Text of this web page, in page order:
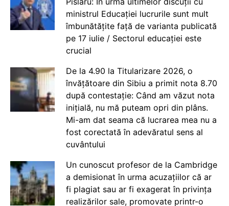
ministrul Educației lucrurile sunt mult
îmbunătățite față de varianta publicată
pe 17 iulie / Sectorul educației este
crucial
De la 4.90 la Titularizare 2026, o
învățătoare din Sibiu a primit nota 8.70
după contestație: Când am văzut nota
inițială, nu mă puteam opri din plâns.
Mi-am dat seama că lucrarea mea nu a
fost corectată în adevăratul sens al
cuvântului
Un cunoscut profesor de la Cambridge
a demisionat în urma acuzațiilor că ar
fi plagiat sau ar fi exagerat în privința
realizărilor sale, promovate printr-o